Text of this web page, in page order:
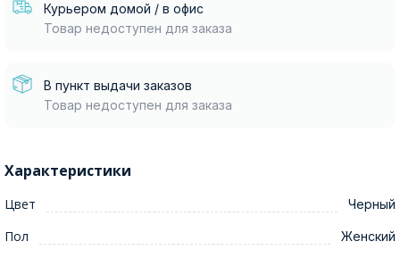
Курьером домой / в офис
Товар недоступен для заказа
В пункт выдачи заказов
Товар недоступен для заказа
Характеристики
Цвет Черный
Пол Женский